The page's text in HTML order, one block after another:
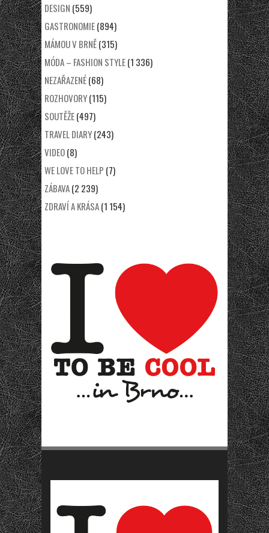
DESIGN (559)
GASTRONOMIE(894)
MÁMOU V BRNĚ(315)
MÓDA – FASHION STYLE(1 336)
NEZAŘAZENÉ(68)
ROZHOVORY(115)
SOUTĚŽE(497)
TRAVEL DIARY(243)
VIDEO(8)
WE LOVE TO HELP (7)
ZÁBAVA(2 239)
ZDRAVÍ A KRÁSA(1 154)